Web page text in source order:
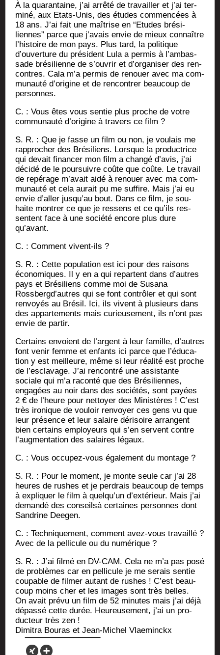
À la qua­ran­taine, j’ai arrê­té de tra­vailler et j’ai ter­
mi­né, aux Etats-Unis, des études com­men­cées à
18 ans. J’ai fait une maî­trise en “Etudes bré­si­
liennes” parce que j’avais envie de mieux connaître
l’histoire de mon pays. Plus tard, la poli­tique
d’ouverture du pré­sident Lula a per­mis à l’am­bas­
sade bré­si­lienne de s’ouvrir et d’organiser des ren­
contres. Cala m’a per­mis de renouer avec ma com­
mu­nau­té d’origine et de ren­con­trer beau­coup de
personnes.
C. : Vous êtes vous sen­tie plus proche de votre
com­mu­nau­té d’o­ri­gine à tra­vers ce film ?
S. R. : Que je fasse un film ou non, je vou­lais me
rap­pro­cher des Bré­si­liens. Lorsque la pro­duc­trice
qui devait finan­cer mon film a chan­gé d’avis, j’ai
déci­dé de le pour­suivre coûte que coûte. Le tra­vail
de repé­rage m’avait aidé à renouer avec ma com­
mu­nau­té et cela aurait pu me suf­fire. Mais j’ai eu
envie d’aller jusqu’au bout. Dans ce film, je sou­
haite mon­trer ce que je res­sens et ce qu’ils res­
sentent face à une socié­té encore plus dure
qu’avant.
C. : Com­ment vivent-ils ?
S. R. : Cette popu­la­tion est ici pour des rai­sons
éco­no­miques. Il y en a qui repartent dans d’autres
pays et Bré­si­liens comme moi de Susa­na
Rossbergd’autres qui se font contrô­ler et qui sont
ren­voyés au Bré­sil. Ici, ils vivent à plu­sieurs dans
des appar­te­ments mais curieu­se­ment, ils n’ont pas
envie de partir.
Cer­tains envoient de l’argent à leur famille, d’autres
font venir femme et enfants ici parce que l’é­du­ca­
tion y est meilleure, même si leur réa­li­té est proche
de l’esclavage. J’ai ren­con­tré une assis­tante
sociale qui m’a racon­té que des Bré­si­liennes,
enga­gées au noir dans des socié­tés, sont payées
2 € de l’heure pour net­toyer des Minis­tères ! C’est
très iro­nique de vou­loir ren­voyer ces gens vu que
leur pré­sence et leur salaire déri­soire arrangent
bien cer­tains employeurs qui s’en servent contre
l’augmentation des salaires légaux.
C. : Vous occu­pez-vous éga­le­ment du montage ?
S. R. : Pour le moment, je monte seule car j’ai 28
heures de rushes et je per­drais beau­coup de temps
à expli­quer le film à quel­qu’un d’extérieur. Mais j’ai
deman­dé des conseilsà cer­taines per­sonnes dont
San­drine Deegen.
C. : Tech­ni­que­ment, com­ment avez-vous tra­vaillé ?
Avec de la pel­li­cule ou du numérique ?
S. R. : J’ai fil­mé en DV-CAM. Cela ne m’a pas posé
de pro­blèmes car en pel­li­cule je me serais sen­tie
cou­pable de fil­mer autant de rushes ! C’est beau­
coup moins cher et les images sont très belles.
On avait pré­vu un film de 52 minutes mais j’ai déjà
dépas­sé cette durée. Heu­reu­se­ment, j’ai un pro­
duc­teur très zen !
Dimi­tra Bou­ras et Jean-Michel Vlaeminckx